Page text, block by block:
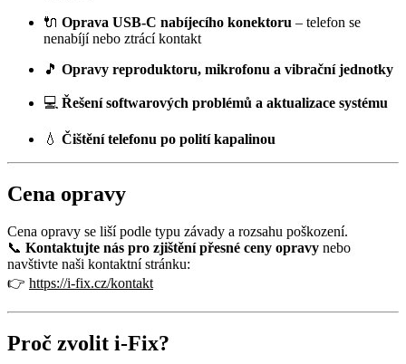
🔌 Oprava USB-C nabíjecího konektoru – telefon se
nenabíjí nebo ztrácí kontakt
🎵 Opravy reproduktoru, mikrofonu a vibrační jednotky
💻 Řešení softwarových problémů a aktualizace systému
💧 Čištění telefonu po polití kapalinou
Cena opravy
Cena opravy se liší podle typu závady a rozsahu poškození.
📞 Kontaktujte nás pro zjištění přesné ceny opravy nebo
navštivte naši kontaktní stránku:
👉 https://i-fix.cz/kontakt
Proč zvolit i-Fix?